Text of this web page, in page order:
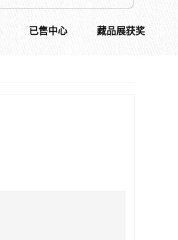
已售中心 藏品展获奖